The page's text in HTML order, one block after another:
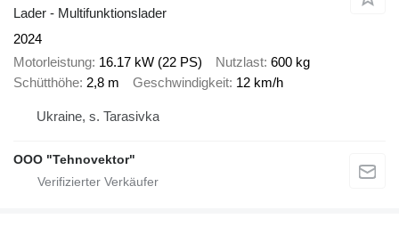
Lader - Multifunktionslader
2024
Motorleistung 16.17 kW (22 PS) Nutzlast 600 kg
Schütthöhe 2,8 m Geschwindigkeit 12 km/h
Ukraine, s. Tarasivka
OOO "Tehnovektor"